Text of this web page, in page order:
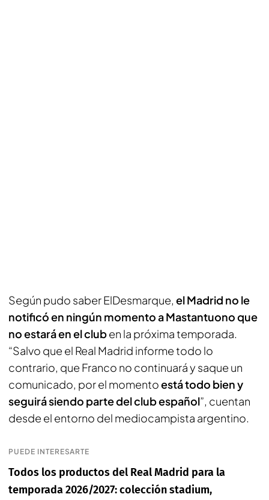
Según pudo saber ElDesmarque, el Madrid no le
notificó en ningún momento a Mastantuono que
no estará en el cluben la próxima temporada.
“Salvo que el Real Madrid informe todo lo
contrario, que Franco no continuará y saque un
comunicado, por el momentoestá todo bien y
seguirá siendo parte del club español”, cuentan
desde el entorno del mediocampista argentino.
PUEDE INTERESARTE
Todos los productos del Real Madrid para la
temporada 2026/2027: colección stadium,